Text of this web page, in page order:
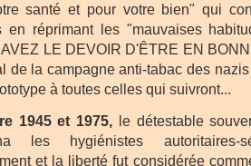
santé et pour votre bien" qui
en réprimant les "mauvaises
LE DEVOIR D'ÊTRE EN
de la campagne anti-tabac des
à toutes celles qui suivront...
1945 et 1975, le détestable
les hygiénistes autoritaires-
et la liberté fut considérée